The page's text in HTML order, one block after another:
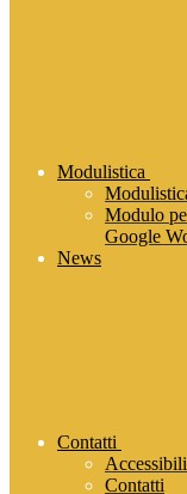
Modulistica
Modulo
Google
News
Contatti
Contatti